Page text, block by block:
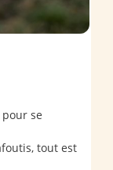
se
tout est